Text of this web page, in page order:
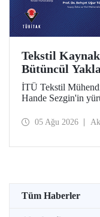
Tekstil
Bütüncül
Azaltım
TÜBİTAK
İTÜ Tekstil
Hande Sezgin'in
Koşullarına Bağlı
05 Ağu 2026
Tüm Haberler